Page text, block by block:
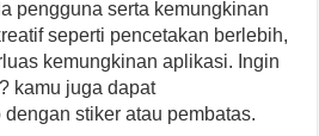
pengguna serta kemungkinan
seperti pencetakan berlebih,
kemungkinan aplikasi. Ingin
kamu juga dapat
stiker atau pembatas.